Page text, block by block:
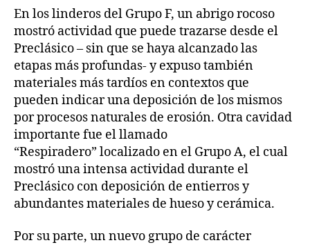
En los linderos del Grupo F, un abrigo rocoso
mostró actividad que puede trazarse desde el
Preclásico – sin que se haya alcanzado las
etapas más profundas- y expuso también
materiales más tardíos en contextos que
pueden indicar una deposición de los mismos
por procesos naturales de erosión. Otra cavidad
importante fue el llamado
“Respiradero” localizado en el Grupo A, el cual
mostró una intensa actividad durante el
Preclásico con deposición de entierros y
abundantes materiales de hueso y cerámica.
Por su parte, un nuevo grupo de carácter